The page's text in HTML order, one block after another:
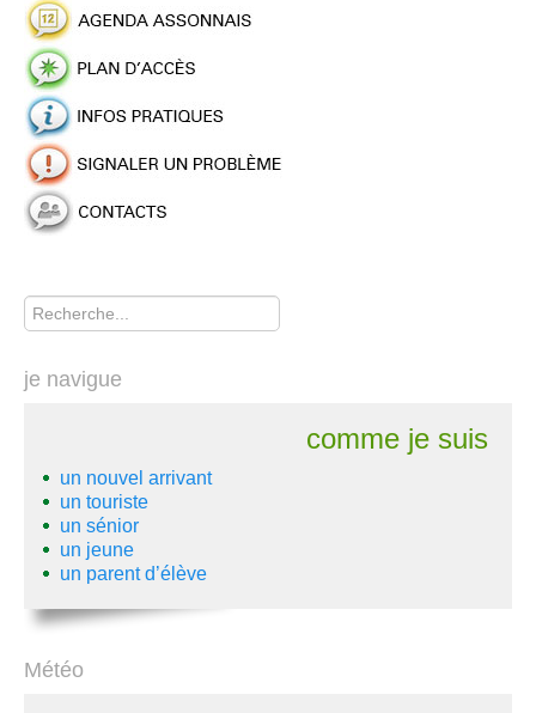
Rechercher
je navigue
comme je suis
un nouvel arrivant
un touriste
un sénior
un jeune
un parent d’élève
Météo